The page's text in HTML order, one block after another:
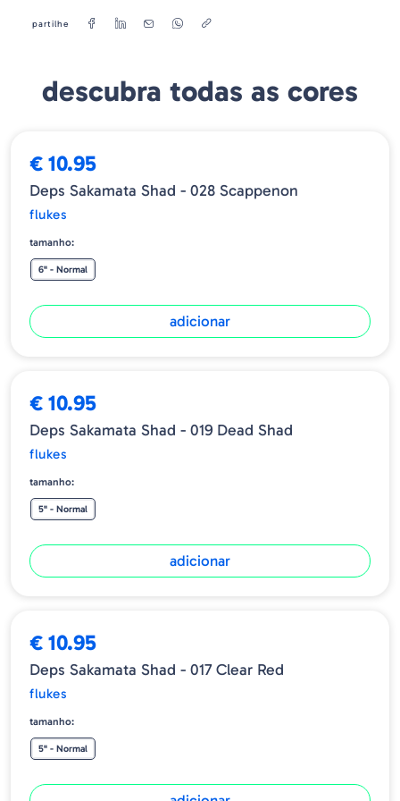
partilhe
descubra todas as cores
€ 10.95
Deps Sakamata Shad - 028 Scappenon
flukes
tamanho:
6" - Normal
adicionar
€ 10.95
Deps Sakamata Shad - 019 Dead Shad
flukes
tamanho:
5" - Normal
adicionar
€ 10.95
Deps Sakamata Shad - 017 Clear Red
flukes
tamanho:
5" - Normal